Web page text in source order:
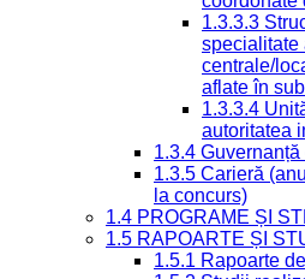
1.3.3.3
specialitate
centrale/
aflate în
1.3.3.4
autoritatea
1.3.4
1.3.5 Carieră
la concurs)
1.4 PROGRAME ȘI
1.5 RAPOARTE ȘI
1.5.1 Rapoarte